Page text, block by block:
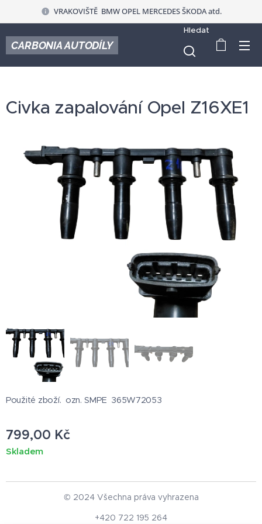
VRAKOVIŠTĚ BMW OPEL MERCEDES ŠKODA atd.
CARBONIA AUTODÍLY
Hledat
Civka zapalování Opel Z16XE1
Použité zboží. ozn. SMPE 365W72053
799,00 Kč
Skladem
© 2024 Všechna práva vyhrazena
+420 722 195 264